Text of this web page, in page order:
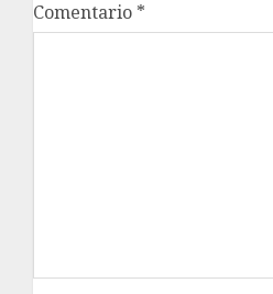
Comentario *